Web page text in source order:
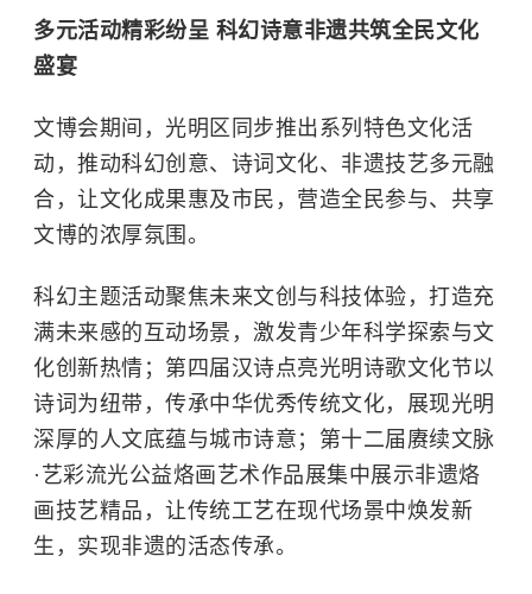
多元活动精彩纷呈 科幻诗意非遗共筑全民文化
盛宴
文博会期间，光明区同步推出系列特色文化活
动，推动科幻创意、诗词文化、非遗技艺多元融
合，让文化成果惠及市民，营造全民参与、共享
文博的浓厚氛围。
科幻主题活动聚焦未来文创与科技体验，打造充
满未来感的互动场景，激发青少年科学探索与文
化创新热情；第四届汉诗点亮光明诗歌文化节以
诗词为纽带，传承中华优秀传统文化，展现光明
深厚的人文底蕴与城市诗意；第十二届赓续文脉
·艺彩流光公益烙画艺术作品展集中展示非遗烙
画技艺精品，让传统工艺在现代场景中焕发新
生，实现非遗的活态传承。